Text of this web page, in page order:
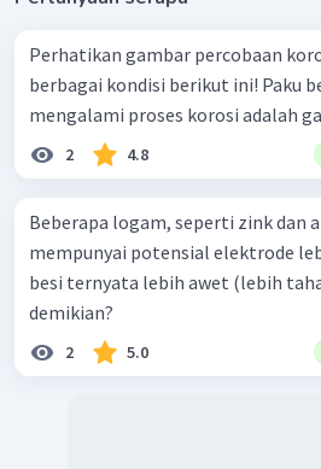
Jadi, jawaban yang tepat adalah
Perhatikan gambar percobaan
berbagai kondisi berikut ini! Paku besi yang paling cepat
mengalami proses korosi adalah
2 4.8
Beberapa logam, seperti zink dan
mempunyai potensial elektrode
besi ternyata lebih awet (lebih
demikian?
2 5.0